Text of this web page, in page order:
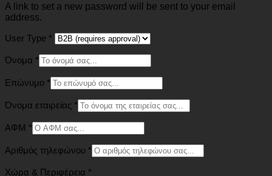
A link to set a new password will be sent to your email
address.
User Type *
Όνομα *
Επώνυμο *
Όνομα εταιρείας *
ΑΦΜ *
Αριθμός τηλεφώνου *
Χώρα & Περιφέρεια *